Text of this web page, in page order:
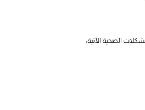
الصحية الآتية: